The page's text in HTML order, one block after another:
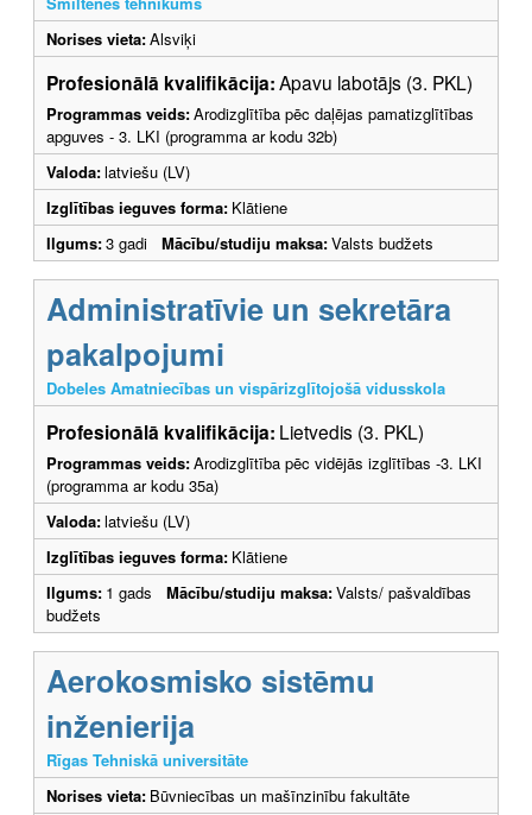
Norises vieta:Alsviķi
Profesionālā kvalifikācija:Apavu labotājs (3. PKL)
Programmas veids:Arodizglītība pēc daļējas pamatizglītības
apguves - 3. LKI (programma ar kodu 32b)
Valoda:latviešu (LV)
Izglītības ieguves forma: Klātiene
Ilgums:3 gadi Mācību/studiju maksa:Valsts budžets
Administratīvie un sekretāra
pakalpojumi
Dobeles Amatniecības un vispārizglītojošā vidusskola
Profesionālā kvalifikācija: Lietvedis (3. PKL)
Programmas veids:Arodizglītība pēc vidējās izglītības -3. LKI
(programma ar kodu 35a)
Valoda:latviešu (LV)
Izglītības ieguves forma: Klātiene
Ilgums: 1 gads Mācību/studiju maksa:Valsts/ pašvaldības
budžets
Aerokosmisko sistēmu
inženierija
Rīgas Tehniskā universitāte
Norises vieta: Būvniecības un mašīnzinību fakultāte